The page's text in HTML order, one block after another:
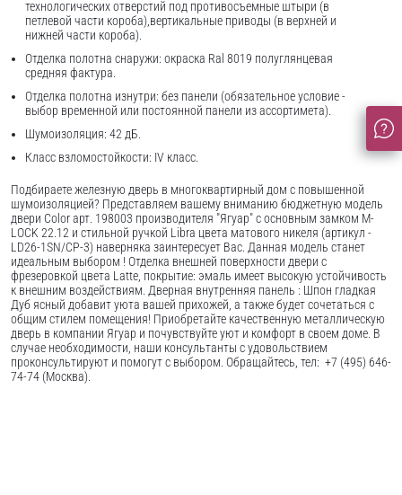
технологических отверстий под противосъемные штыри (в
петлевой части короба),вертикальные приводы (в верхней и
нижней части короба).
Отделка полотна снаружи: окраска Ral 8019 полуглянцевая
средняя фактура.
Отделка полотна изнутри: без панели (обязательное условие -
выбор временной или постоянной панели из ассортимета).
Шумоизоляция: 42 дБ.
Класс взломостойкости: IV класс.
Подбираете железную дверь в многоквартирный дом с повышенной
шумоизоляцией? Представляем вашему вниманию бюджетную модель
двери Color арт. 198003 производителя "Ягуар" с основным замком M-
LOCK 22.12 и стильной ручкой Libra цвета матового никеля (артикул -
LD26-1SN/CP-3) наверняка заинтересует Вас. Данная модель станет
идеальным выбором ! Отделка внешней поверхности двери с
фрезеровкой цвета Latte, покрытие: эмаль имеет высокую устойчивость
к внешним воздействиям. Дверная внутренняя панель : Шпон гладкая
Дуб ясный добавит уюта вашей прихожей, а также будет сочетаться с
общим стилем помещения! Приобретайте качественную металлическую
дверь в компании Ягуар и почувствуйте уют и комфорт в своем доме. В
случае необходимости, наши консультанты с удовольствием
проконсультируют и помогут с выбором. Обращайтесь, тел: +7 (495) 646-
74-74 (Москва).